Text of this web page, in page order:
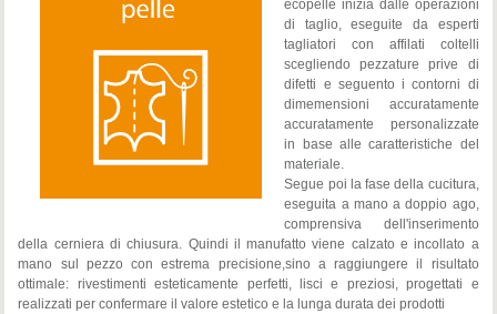
ecopelle inizia dalle operazioni
di taglio, eseguite da esperti
tagliatori con affilati coltelli
scegliendo pezzature prive di
difetti e seguento i contorni di
dimemensioni accuratamente
accuratamente personalizzate
in base alle caratteristiche del
materiale.
Segue poi la fase della cucitura,
eseguita a mano a doppio ago,
comprensiva dell'inserimento
della cerniera di chiusura. Quindi il manufatto viene calzato e incollato a
mano sul pezzo con estrema precisione,sino a raggiungere il risultato
ottimale: rivestimenti esteticamente perfetti, lisci e preziosi, progettati e
realizzati per confermare il valore estetico e la lunga durata dei prodotti